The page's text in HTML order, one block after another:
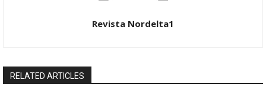
Revista Nordelta1
RELATED ARTICLES